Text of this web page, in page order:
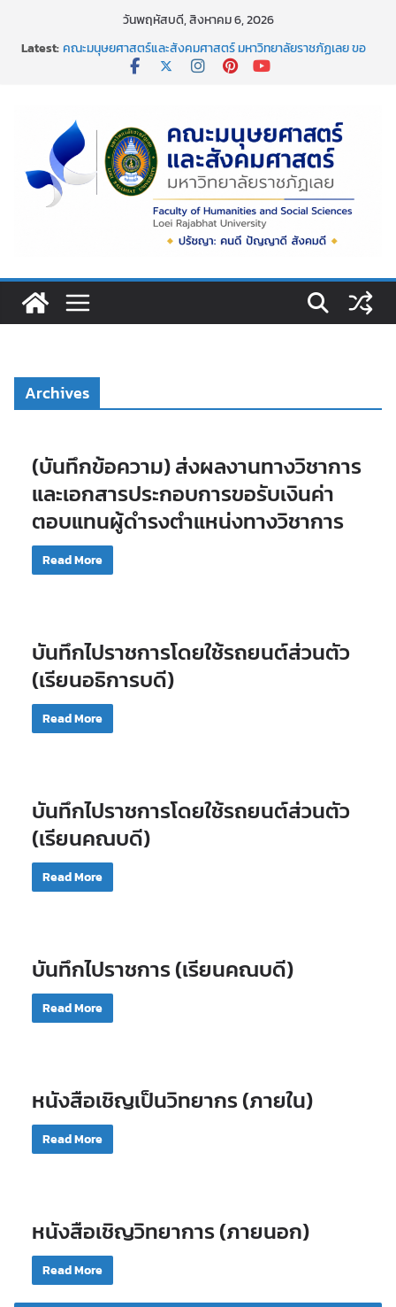
วันพฤหัสบดี, สิงหาคม 6, 2026
Latest:คณะมนุษยศาสตร์และสังคมศาสตร์ มหาวิทยาลัยราชภัฏเลย ขอ
แสดงความยินดีกับผศ.ดร.อิสริยาภรณ์ ชัยกุหลาบ ที่ได้รับการตี
พลเรือน ประจำปี พ.ศ. 2569
การอบรมเชิงปฏิบัติการ เรื่อง “ การเขียนรายงานการประเมิน
ตนเอง ระดับหลักสูตร ตามเกณฑ์ aun-qa version 4
ขอแสดงความยินดีอย่างยิ่ง เนื่องในโอกาสที่มีพระบรม
ราชโองการโปรดเกล้าโปรดกระหม่อม พระราชทานเครื่องราช
อิสริยาภรณ์ ชั้นต่ำกว่าสายสะพาย ประจำปี ๒๕๖๘
กิจกรรมวันสงกรานต์ พิธีสรงน้ำพระพุทธรูปและรดน้ำขอพร
Archives
(บันทึกข้อความ) ส่งผลงานทางวิชาการ
และเอกสารประกอบการขอรับเงินค่า
ตอบแทนผู้ดำรงตำแหน่งทางวิชาการ
Read More
บันทึกไปราชการโดยใช้รถยนต์ส่วนตัว
(เรียนอธิการบดี)
Read More
บันทึกไปราชการโดยใช้รถยนต์ส่วนตัว
(เรียนคณบดี)
Read More
บันทึกไปราชการ (เรียนคณบดี)
Read More
หนังสือเชิญเป็นวิทยากร (ภายใน)
Read More
หนังสือเชิญวิทยาการ (ภายนอก)
Read More